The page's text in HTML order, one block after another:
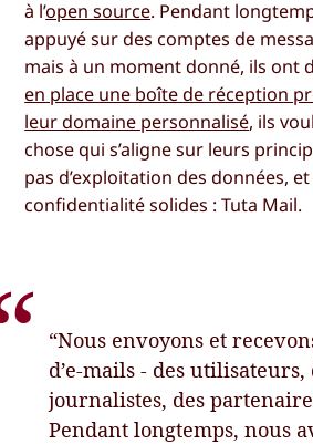
à l’open source. Pendant
appuyé sur des comptes de
mais à un moment donné, ils ont
en place une boîte de réception
leur domaine personnalisé, ils
chose qui s’aligne sur leurs
pas d’exploitation des données,
confidentialité solides : Tuta Mail.
“Nous envoyons et
d’e-mails - des utilisateurs,
journalistes, des
Pendant longtemps, nous